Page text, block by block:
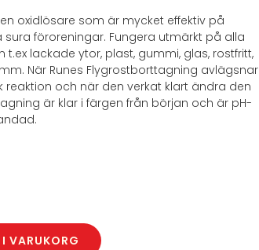
oxidlösare som är mycket effektiv på
föroreningar. Fungera utmärkt på alla
lackade ytor, plast, gummi, glas, rostfritt,
När Runes Flygrostborttagning avlägsnar
reaktion och när den verkat klart ändra den
är klar i färgen från början och är pH-
VARUKORG